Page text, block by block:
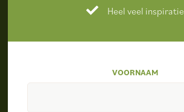
Heel veel inspiratie
VOORNAAM